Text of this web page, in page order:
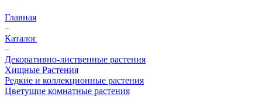
Главная
–
Каталог
–
Декоративно-лиственные растения
Хищные Растения
Редкие и коллекционные растения
Цветущие комнатные растения